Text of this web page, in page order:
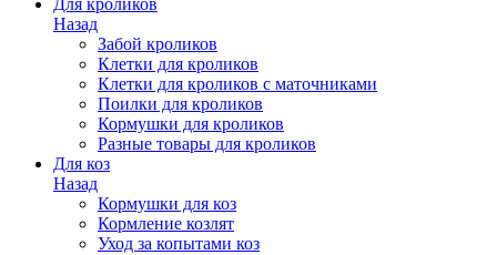
Для кроликов
Назад
Забой кроликов
Клетки для кроликов
Клетки для кроликов с маточниками
Поилки для кроликов
Кормушки для кроликов
Разные товары для кроликов
Для коз
Назад
Кормушки для коз
Кормление козлят
Уход за копытами коз